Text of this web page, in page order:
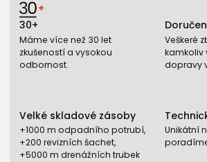
30+
Máme více než 30 let
zkušeností a vysokou
odbornost.
Veškeré
kamkoliv
dopravy
Velké skladové zásoby
+1000 m odpadního potrubí,
+200 revizních šachet,
+5000 m drenážních trubek
Unikátní